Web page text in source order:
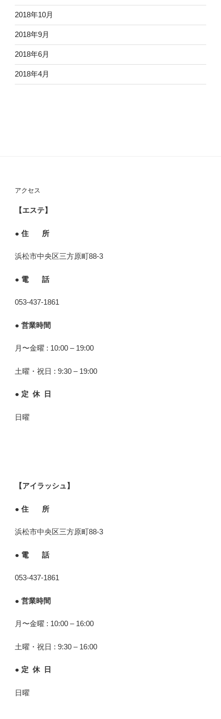
2018年10月
2018年9月
2018年6月
2018年4月
アクセス
【エステ】
● 住 所
浜松市中央区三方原町88-3
● 電 話
053-437-1861
● 営業時間
月〜金曜 : 10:00 – 19:00
土曜・祝日 : 9:30 – 19:00
● 定 休 日
日曜
【アイラッシュ】
● 住 所
浜松市中央区三方原町88-3
● 電 話
053-437-1861
● 営業時間
月〜金曜 : 10:00 – 16:00
土曜・祝日 : 9:30 – 16:00
● 定 休 日
日曜